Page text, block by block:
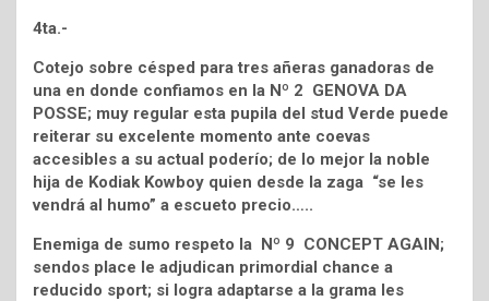
4ta.-
Cotejo sobre césped para tres añeras ganadoras de
una en donde confiamos en la Nº 2 GENOVA DA
POSSE; muy regular esta pupila del stud Verde puede
reiterar su excelente momento ante coevas
accesibles a su actual poderío; de lo mejor la noble
hija de Kodiak Kowboy quien desde la zaga “se les
vendrá al humo” a escueto precio…..
Enemiga de sumo respeto la Nº 9 CONCEPT AGAIN;
sendos place le adjudican primordial chance a
reducido sport; si logra adaptarse a la grama les